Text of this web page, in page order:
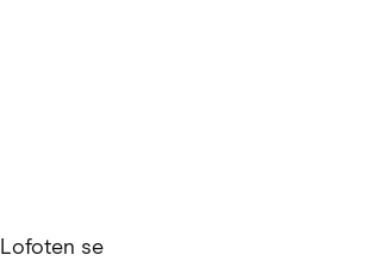
se